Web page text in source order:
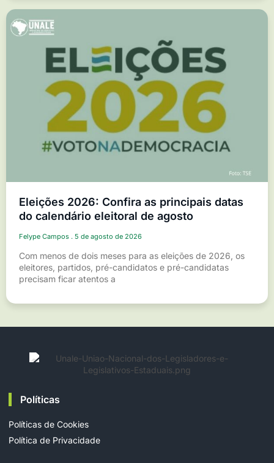
Eleições 2026: Confira as principais datas
do calendário eleitoral de agosto
Felype Campos 5 de agosto de 2026
Com menos de dois meses para as eleições de 2026, os
eleitores, partidos, pré-candidatos e pré-candidatas
precisam ficar atentos a
Políticas
Políticas de Cookies
Política de Privacidade